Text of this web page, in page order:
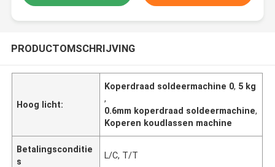
PRODUCTOMSCHRIJVING
Hoog licht:
Koperdraad soldeermachine 0, 5 kg
,
0.6mm koperdraad soldeermachine,
Koperen koudlassen machine
Betalingsconditie
s
L/C, T/T